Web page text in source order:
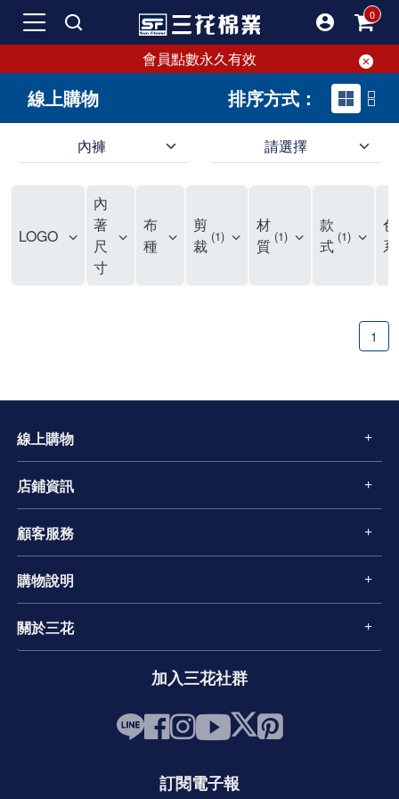
會員點數永久有效
線上購物 排序方式：
內褲 請選擇
LOGO
內
著
尺
寸
布
種
剪
裁 1
材
質 1
款
式 1
色
系
1
線上購物
店鋪資訊
顧客服務
購物說明
關於三花
加入三花社群
訂閱電子報